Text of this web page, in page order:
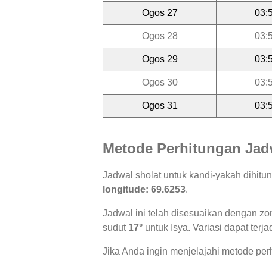
Ogos 27
Ogos 28
Ogos 29
Ogos 30
Ogos 31
Metode Perhitungan
Jadwal sholat untuk kandi-yakah
longitude: 69.6253.
Jadwal ini telah disesuaikan dengan
sudut 17° untuk Isya. Variasi dapat
Jika Anda ingin menjelajahi metode